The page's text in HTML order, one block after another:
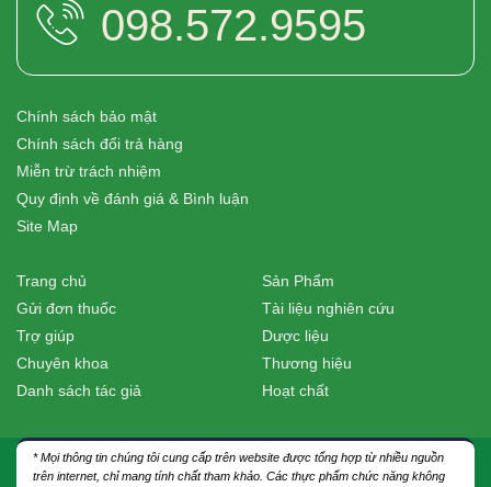
098.572.9595
Chính sách bảo mật
Chính sách đổi trả hàng
Miễn trừ trách nhiệm
Quy định về đánh giá & Bình luận
Site Map
Trang chủ
Gửi đơn thuốc
Trợ giúp
Chuyên khoa
Danh sách tác giả
Sản Phẩm
Tài liệu nghiên cứu
Dược liệu
Thương hiệu
Hoạt chất
* Mọi thông tin chúng tôi cung cấp trên website được tổng hợp từ nhiều nguồn
trên internet, chỉ mang tính chất tham khảo. Các thực phẩm chức năng không